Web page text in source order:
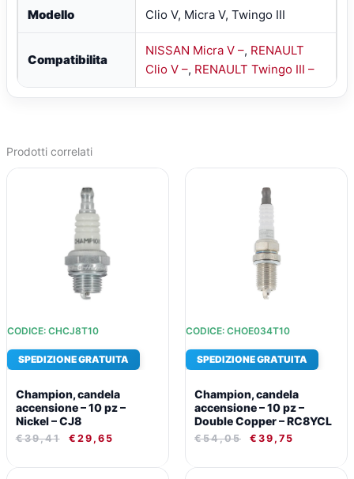
Modello Clio V, Micra V, Twingo III
Compatibilita
NISSAN Micra V –, RENAULT
Clio V –, RENAULT Twingo III –
Prodotti correlati
CODICE: CHCJ8T10
SPEDIZIONE GRATUITA
Champion, candela
accensione – 10 pz –
Nickel – CJ8
€39,41
PREZZO
ORIGINALE
ERA:
€39,41.
€ 29,65
CODICE: CHOE034T10
SPEDIZIONE GRATUITA
Champion, candela
accensione – 10 pz –
Double Copper – RC8YCL
€54,05
PREZZO
ORIGINALE
€54,05.
€ 39,75